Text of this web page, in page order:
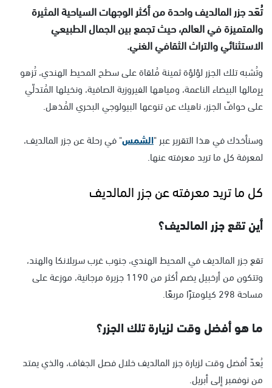
تُعَد جزر المالديف واحدة من أكثر الوجهات السياحية المثيرة
والمتميزة في العالم، حيث تجمع بين الجمال الطبيعي
الاستثنائي والتراث الثقافي الغني.
وتُشبه تلك الجزر لؤلؤة ثمينة مُلقاة على سطح المحيط الهندي، تُزهو
بِرِمالها البيضاء الناعمة، ومياهها الفيروزية الصافية، ونخيلها المُتدلّي
على حوافّ الجزر، ناهيك عن تنوعها البيولوجي البحري المُذهل.
وسنأخذك في هذا التقرير عبر "الشمس" في رحلة عن جزر المالديف،
لمعرفة كل ما تريد معرفته عنها.
كل ما تريد معرفته عن جزر المالديف
أين تقع جزر المالديف؟
تقع جزر المالديف في المحيط الهندي، جنوب غرب سريلانكا والهند،
وتتكون من أرخبيل يضم أكثر من 1190 جزيرة مرجانية، موزعة على
مساحة 298 كيلومترًا مربعًا.
ما هو أفضل وقت لزيارة تلك الجزر؟
يُعدّ أفضل وقت لزيارة جزر المالديف خلال فصل الجفاف، والذي يمتد
من نوفمبر إلى أبريل.